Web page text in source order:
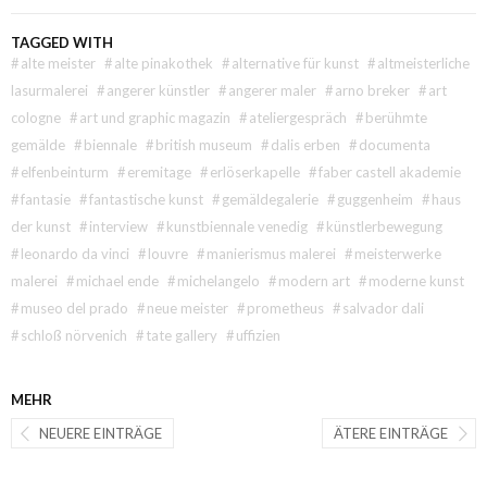
TAGGED WITH
#alte meister #alte pinakothek #alternative für kunst #altmeisterliche
lasurmalerei #angerer künstler #angerer maler #arno breker #art
cologne #art und graphic magazin #ateliergespräch #berühmte
gemälde #biennale #british museum #dalis erben #documenta
#elfenbeinturm #eremitage #erlöserkapelle #faber castell akademie
#fantasie #fantastische kunst #gemäldegalerie #guggenheim #haus
der kunst #interview #kunstbiennale venedig #künstlerbewegung
#leonardo da vinci #louvre #manierismus malerei #meisterwerke
malerei #michael ende #michelangelo #modern art #moderne kunst
#museo del prado #neue meister #prometheus #salvador dali
#schloß nörvenich #tate gallery #uffizien
MEHR
ÄTERE EINTRÄGE
NEUERE EINTRÄGE